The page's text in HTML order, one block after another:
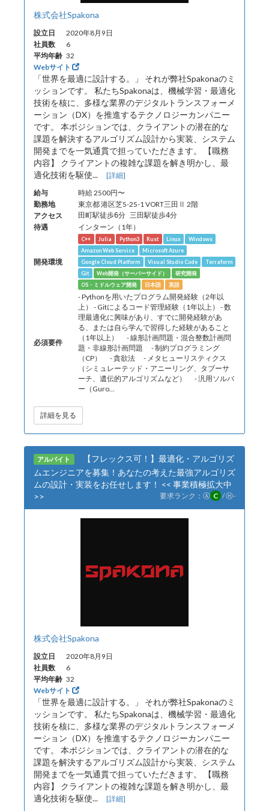
株式会社Spakona
設立日
2020年8月9日
社員数
6
平均年齢 32
Webサイト
「世界を最適に設計する。」 それが弊社Spakonaのミ
ッションです。 私たちSpakonaは、機械学習・最適化
技術を核に、多様な業界のデジタルトランスフォーメ
ーション（DX）を推進するテクノロジーカンパニー
です。 本ポジションでは、クライアントの潜在的な
課題を解決するアルゴリズム設計から実装、システム
開発までを一気通貫で担っていただきます。 【職務
内容】 クライアントの複雑な課題を解き明かし、最
適化技術を駆使... [詳細]
給与
時給 2500円〜
勤務地
東京都 港区芝5-25-1 VORT三田Ⅱ 2階
アクセス
田町駅徒歩6分 三田駅徒歩4分
待遇 インターン（1年）
開発環境
C++ Julia Python3 Rust Linux
Windows
Amazon Web Service
Microsoft Azure
Google Cloud Platform
Visual Studio Code
Terraform
Git
Web開発（サーバーサイド）
研究開発
OS・ミドルウェア開発
日本語 英語
必須要件
- Pythonを用いたプログラム開発経験（2年以
上） - Gitによるコード管理経験（1年以上） - 数
理最適化に興味があり、すでに開発経験があ
る、または自ら学んで習得した経験があること
（1年以上） - 線形計画問題・混合整数計画問
題・非線形計画問題 - 制約プログラミング
（CP） - 貪欲法 - メタヒューリスティクス
（シミュレーテッド・アニーリング、タブーサ
ーチ、遺伝的アルゴリズムなど） - 汎用ソルバ
ー（Guro...
詳細を見る
アルバイト
【フレックス可！】最適化・アルゴリズ
ムエンジニアを募集！あなたの考えた最強アルゴリズ
ムの設計・実装をお任せします！ << 事業積極拡大中
>>
要求ランク： Ⓐ C /Ⓗ-
株式会社Spakona
設立日
2020年8月9日
社員数
6
平均年齢 32
Webサイト
「世界を最適に設計する。」 それが弊社Spakonaのミ
ッションです。 私たちSpakonaは、機械学習・最適化
技術を核に、多様な業界のデジタルトランスフォーメ
ーション（DX）を推進するテクノロジーカンパニー
です。 本ポジションでは、クライアントの潜在的な
課題を解決するアルゴリズム設計から実装、システム
開発までを一気通貫で担っていただきます。 【職務
内容】 クライアントの複雑な課題を解き明かし、最
適化技術を駆使... [詳細]